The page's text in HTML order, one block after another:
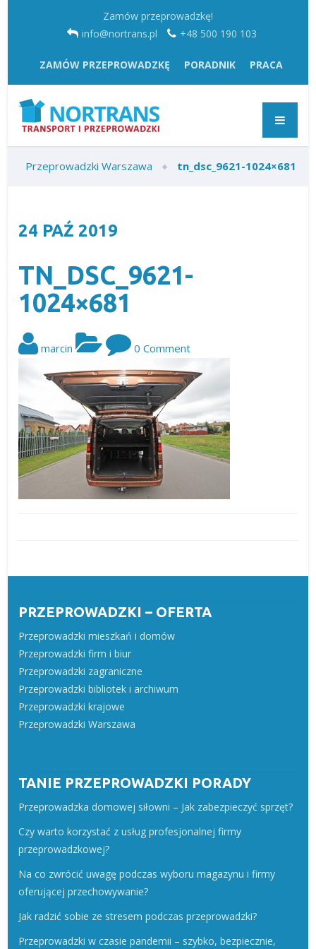
Zamów przeprowadzkę!
info@nortrans.pl
+48 500 190 103
ZAMÓW PRZEPROWADZKĘ PORADNIK PRACA
Przeprowadzki Warszawa tn_dsc_9621-1024×681
24 PAŹ2019
TN_DSC_9621-
1024×681
marcin 0 Comment
PRZEPROWADZKI – OFERTA
Przeprowadzki mieszkań i domów
Przeprowadzki firm i biur
Przeprowadzki zagraniczne
Przeprowadzki bibliotek i archiwum
Przeprowadzki krajowe
Przeprowadzki Warszawa
TANIE PRZEPROWADZKI PORADY
Przeprowadzka domowej siłowni – Jak zabezpieczyć sprzęt?
Czy warto korzystać z usług profesjonalnej firmy
przeprowadzkowej?
Na co zwrócić uwagę podczas wyboru magazynu i firmy
oferującej przechowywanie?
Jak radzić sobie ze stresem podczas przeprowadzki?
Przeprowadzki w czasie pandemii – szybko, bezpiecznie,